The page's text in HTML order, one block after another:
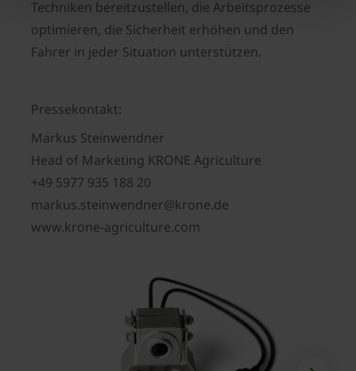
Techniken bereitzustellen, die Arbeitsprozesse
optimieren, die Sicherheit erhöhen und den
Fahrer in jeder Situation unterstützen.
Pressekontakt:
Markus Steinwendner
Head of Marketing KRONE Agriculture
+49 5977 935 188 20
markus.steinwendner@krone.de
www.krone-agriculture.com